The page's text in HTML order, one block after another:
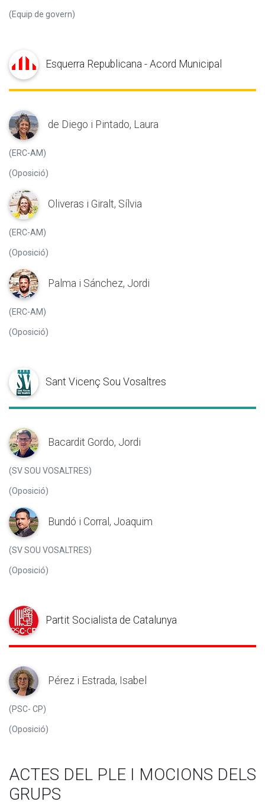
(Equip de govern)
Esquerra Republicana - Acord Municipal
de Diego i Pintado, Laura
(ERC-AM)
(Oposició)
Oliveras i Giralt, Sílvia
(ERC-AM)
(Oposició)
Palma i Sánchez, Jordi
(ERC-AM)
(Oposició)
Sant Vicenç Sou Vosaltres
Bacardit Gordo, Jordi
(SV SOU VOSALTRES)
(Oposició)
Bundó i Corral, Joaquim
(SV SOU VOSALTRES)
(Oposició)
Partit Socialista de Catalunya
Pérez i Estrada, Isabel
(PSC- CP)
(Oposició)
ACTES DEL PLE I MOCIONS DELS
GRUPS